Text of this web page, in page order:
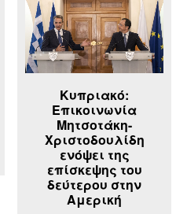
Κυπριακό:
Επικοινωνία
Μητσοτάκη-
Χριστοδουλίδη
ενόψει της
επίσκεψης του
δεύτερου στην
Αμερική